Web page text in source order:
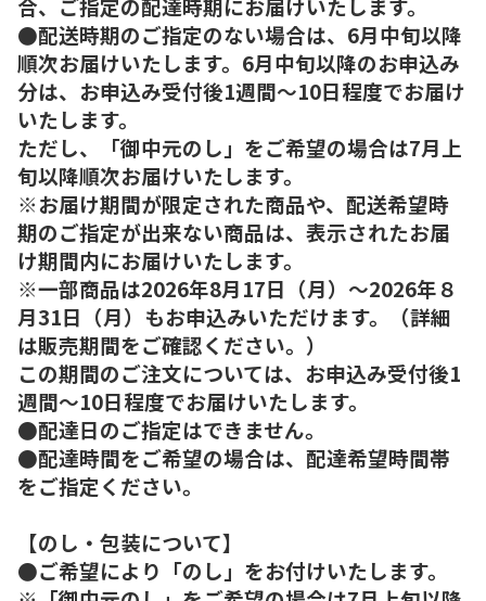
合、ご指定の配達時期にお届けいたします。
●配送時期のご指定のない場合は、6月中旬以降
順次お届けいたします。6月中旬以降のお申込み
分は、お申込み受付後1週間～10日程度でお届け
いたします。
ただし、「御中元のし」をご希望の場合は7月上
旬以降順次お届けいたします。
※お届け期間が限定された商品や、配送希望時
期のご指定が出来ない商品は、表示されたお届
け期間内にお届けいたします。
※一部商品は2026年8月17日（月）～2026年８
月31日（月）もお申込みいただけます。（詳細
は販売期間をご確認ください。）
この期間のご注文については、お申込み受付後1
週間～10日程度でお届けいたします。
●配達日のご指定はできません。
●配達時間をご希望の場合は、配達希望時間帯
をご指定ください。
【のし・包装について】
●ご希望により「のし」をお付けいたします。